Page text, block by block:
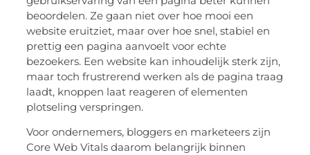
beoordelen. Ze gaan niet over hoe mooi een
website eruitziet, maar over hoe snel, stabiel en
prettig een pagina aanvoelt voor echte
bezoekers. Een website kan inhoudelijk sterk zijn,
maar toch frustrerend werken als de pagina traag
laadt, knoppen laat reageren of elementen
plotseling verspringen.
Voor ondernemers, bloggers en marketeers zijn
Core Web Vitals daarom belangrijk binnen